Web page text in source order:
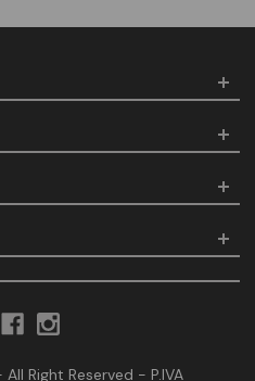
Right Reserved - P.IVA